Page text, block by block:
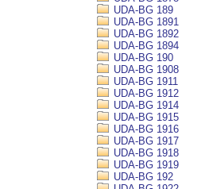
UDA-BG 189
UDA-BG 1891
UDA-BG 1892
UDA-BG 1894
UDA-BG 190
UDA-BG 1908
UDA-BG 1911
UDA-BG 1912
UDA-BG 1914
UDA-BG 1915
UDA-BG 1916
UDA-BG 1917
UDA-BG 1918
UDA-BG 1919
UDA-BG 192